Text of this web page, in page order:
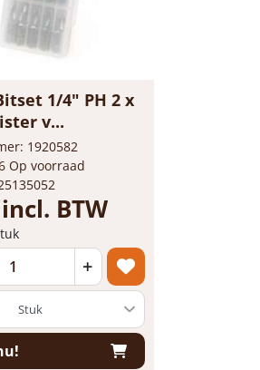
1/4" PH 2 x
v...
1920582
Op voorraad
BTW
+